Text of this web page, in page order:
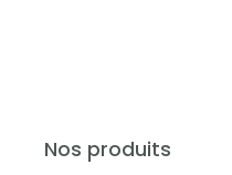
Nos produits